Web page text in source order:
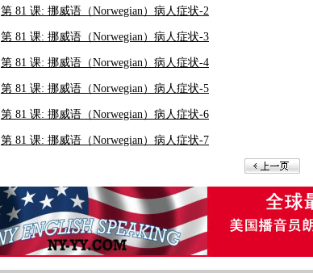
第 81 课: 挪威语（Norwegian）病人症状-2
第 81 课: 挪威语（Norwegian）病人症状-3
第 81 课: 挪威语（Norwegian）病人症状-4
第 81 课: 挪威语（Norwegian）病人症状-5
第 81 课: 挪威语（Norwegian）病人症状-6
第 81 课: 挪威语（Norwegian）病人症状-7